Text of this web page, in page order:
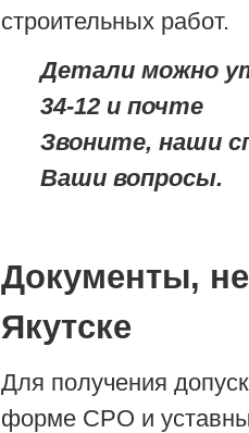
строительных работ.
Детали можно
34-12 и почте
Звоните, наши
Ваши вопросы.
Документы,
Якутске
Для получения
форме СРО и